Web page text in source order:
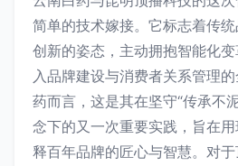
简单的技术嫁接。它标志着传统
创新的姿态，主动拥抱智能化
入品牌建设与消费者关系管理
药而言，这是其在坚守“传承不
念下的又一次重要实践，旨在
释百年品牌的匠心与智慧。对